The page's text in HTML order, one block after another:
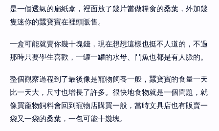
是一個透氣的扁紙盒，裡面放了幾片當做糧食的桑葉，外加幾
隻迷你的蠶寶寶在裡頭販售。
一盒可能就賣你幾十塊錢，現在想想這樣也挺不人道的，不過
那時只要學生喜歡，一罐一罐的水母、鬥魚也都是有人脈的。
整個觀察過程到了最後像是寵物飼養一般，蠶寶寶的食量一天
比一天大，尺寸也增長了許多。很快地食物就是一個問題，就
像買寵物飼料會回到寵物店購買一般，當時文具店也有販賣一
袋又一袋的桑葉，一包可能十幾塊。